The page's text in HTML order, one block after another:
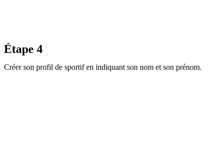
Étape 4
Créer son profil de sportif en indiquant son nom et son prénom.